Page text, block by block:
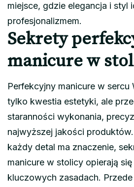
miejsce, gdzie elegancja i styl
profesjonalizmem.
Sekrety
manicure w
Perfekcyjny manicure w sercu
tylko kwestia estetyki, ale
staranności wykonania,
najwyższej jakości
każdy detal ma znaczenie,
manicure w stolicy opierają
kluczowych zasadach.